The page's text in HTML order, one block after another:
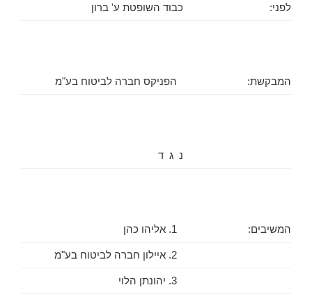
לפני: כבוד השופטת ע' ברון
המבקשת: הפניקס חברה לביטוח בע"מ
נ ג ד
המשיבים: 1. אליהו כהן
2. איילון חברה לביטוח בע"מ
3. יהונתן הלוי